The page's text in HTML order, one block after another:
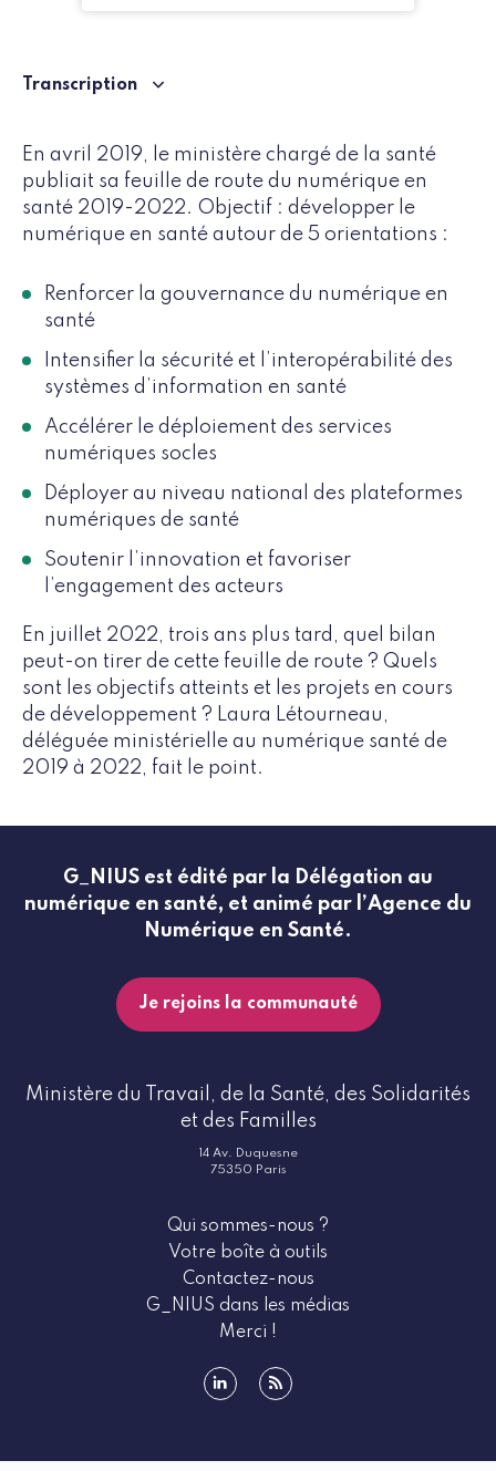
Transcription
En avril 2019, le ministère chargé de la santé
publiait sa feuille de route du numérique en
santé 2019-2022. Objectif : développer le
numérique en santé autour de 5 orientations :
Renforcer la gouvernance du numérique en
santé
Intensifier la sécurité et l’interopérabilité des
systèmes d’information en santé
Accélérer le déploiement des services
numériques socles
Déployer au niveau national des plateformes
numériques de santé
Soutenir l’innovation et favoriser
l’engagement des acteurs
En juillet 2022, trois ans plus tard, quel bilan
peut-on tirer de cette feuille de route ? Quels
sont les objectifs atteints et les projets en cours
de développement ? Laura Létourneau,
déléguée ministérielle au numérique santé de
2019 à 2022, fait le point.
G_NIUS est édité par la Délégation au
numérique en santé, et animé par l’Agence du
Numérique en Santé.
Je rejoins la communauté
Ministère du Travail, de la Santé, des Solidarités
et des Familles
14 Av. Duquesne
75350 Paris
Qui sommes-nous ?
Votre boîte à outils
Contactez-nous
G_NIUS dans les médias
Merci !